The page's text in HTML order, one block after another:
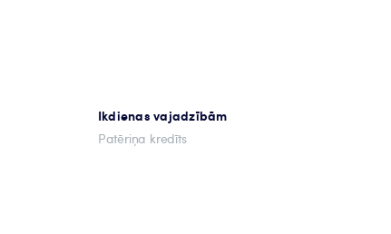
Ikdienas vajadzībām
Patēriņa kredīts